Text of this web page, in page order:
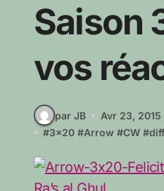
Saison
vos
par JB
Avr 23, 2015
#3x20 #Arrow #CW #